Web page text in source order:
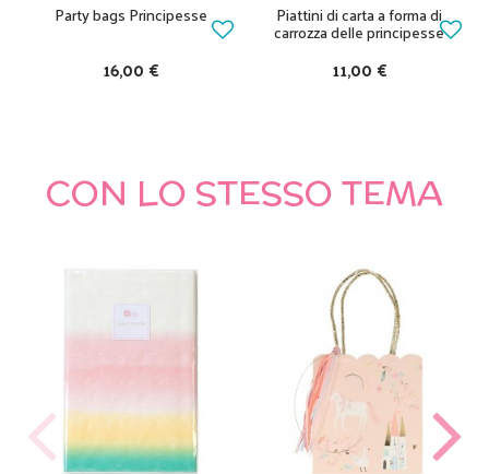
Party bags Principesse
16,00 €
Piattini di carta a forma di
carrozza delle principesse
11,00 €
CON LO STESSO TEMA